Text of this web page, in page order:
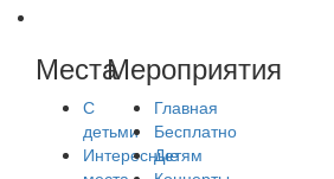
Места
С
детьми
Интересные
Мероприятия
Главная
Бесплатно
Детям